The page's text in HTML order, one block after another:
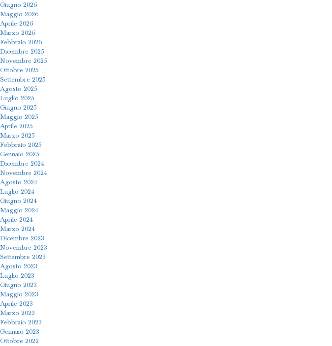
Giugno 2026
Maggio 2026
Aprile 2026
Marzo 2026
Febbraio 2026
Dicembre 2025
Novembre 2025
Ottobre 2025
Settembre 2025
Agosto 2025
Luglio 2025
Giugno 2025
Maggio 2025
Aprile 2025
Marzo 2025
Febbraio 2025
Gennaio 2025
Dicembre 2024
Novembre 2024
Agosto 2024
Luglio 2024
Giugno 2024
Maggio 2024
Aprile 2024
Marzo 2024
Dicembre 2023
Novembre 2023
Settembre 2023
Agosto 2023
Luglio 2023
Giugno 2023
Maggio 2023
Aprile 2023
Marzo 2023
Febbraio 2023
Gennaio 2023
Ottobre 2022